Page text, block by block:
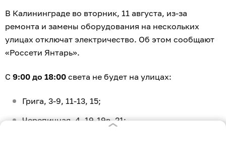
В Калининграде во вторник, 11 августа, из-за
ремонта и замены оборудования на нескольких
улицах отключат электричество. Об этом сообщают
«Россети Янтарь».
С 9:00 до 18:00 света не будет на улицах:
Грига, 3-9, 11-13, 15;
Черепичная, 4, 19-19в, 21;